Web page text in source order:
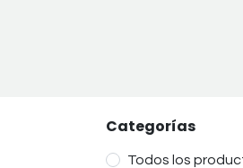
Categorías
Todos los